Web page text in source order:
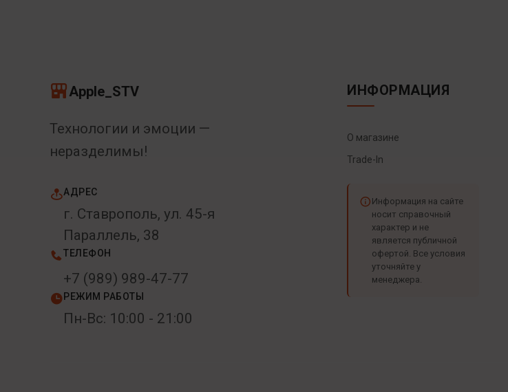
Apple_STV
Технологии и эмоции —
неразделимы!
АДРЕС
г. Ставрополь, ул. 45-я
Параллель, 38
ТЕЛЕФОН
+7 (989) 989-47-77
РЕЖИМ РАБОТЫ
Пн-Вс: 10:00 - 21:00
ИНФОРМАЦИЯ
О магазине
Trade-In
Информация на сайте
носит справочный
характер и не
является публичной
офертой. Все условия
уточняйте у
менеджера.